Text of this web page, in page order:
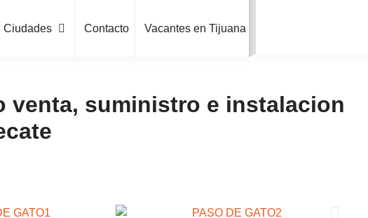
Ciudades Contacto Vacantes en Tijuana
venta, suministro e instalacion